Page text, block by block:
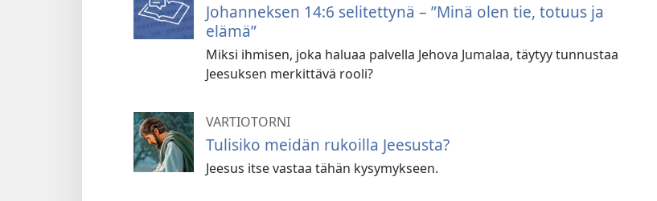
Johanneksen 14:6 selitettynä – ”Minä olen tie, totuus ja
elämä”
Miksi ihmisen, joka haluaa palvella Jehova Jumalaa, täytyy tunnustaa
Jeesuksen merkittävä rooli?
VARTIOTORNI
Tulisiko meidän rukoilla Jeesusta?
Jeesus itse vastaa tähän kysymykseen.